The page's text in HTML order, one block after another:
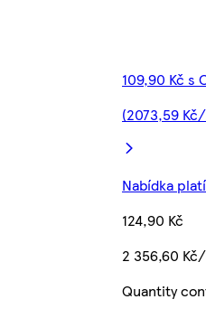
109,90 Kč s
(2073,59
Nabídka
124,90 Kč
2 356,60
Quantity